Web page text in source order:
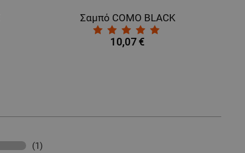
Σαμπό COMO BLACK
10,07 €
(1)